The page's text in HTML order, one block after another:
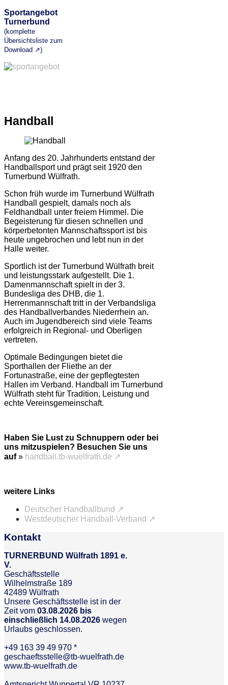
Sportangebot
Turnerbund
(komplette
Übersichtsliste zum
Download ↗)
Handball
Anfang des 20. Jahrhunderts entstand der
Handballsport und prägt seit 1920 den
Turnerbund Wülfrath.
Schon früh wurde im Turnerbund Wülfrath
Handball gespielt, damals noch als
Feldhandball unter freiem Himmel. Die
Begeisterung für diesen schnellen und
körperbetonten Mannschaftssport ist bis
heute ungebrochen und lebt nun in der
Halle weiter.
Sportlich ist der Turnerbund Wülfrath breit
und leistungsstark aufgestellt. Die 1.
Damenmannschaft spielt in der 3.
Bundesliga des DHB, die 1.
Herrenmannschaft tritt in der Verbandsliga
des Handballverbandes Niederrhein an.
Auch im Jugendbereich sind viele Teams
erfolgreich in Regional- und Oberligen
vertreten.
Optimale Bedingungen bietet die
Sporthallen der Fliethe an der
Fortunastraße, eine der gepflegtesten
Hallen im Verband. Handball im Turnerbund
Wülfrath steht für Tradition, Leistung und
echte Vereinsgemeinschaft.
Haben Sie Lust zu Schnuppern oder bei
uns mitzuspielen? Besuchen Sie uns
auf» handball.tb-wuelfrath.de ↗
weitere Links
Deutscher Handballbund ↗
Westdeutscher Handball-Verband ↗
Kontakt
TURNERBUND Wülfrath 1891 e.
V.
Geschäftsstelle
Wilhelmstraße 189
42489 Wülfrath
Unsere Geschäftsstelle ist in der
Zeit vom 03.08.2026 bis
einschließlich 14.08.2026 wegen
Urlaubs geschlossen.
+49 163 39 49 970 *
geschaeftsstelle@tb-wuelfrath.de
www.tb-wuelfrath.de